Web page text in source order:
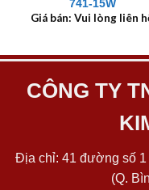
741-15W
Giá bán: Vui lòng liên
CÔNG TY
Địa chỉ: 41 đường số 1
(Q.